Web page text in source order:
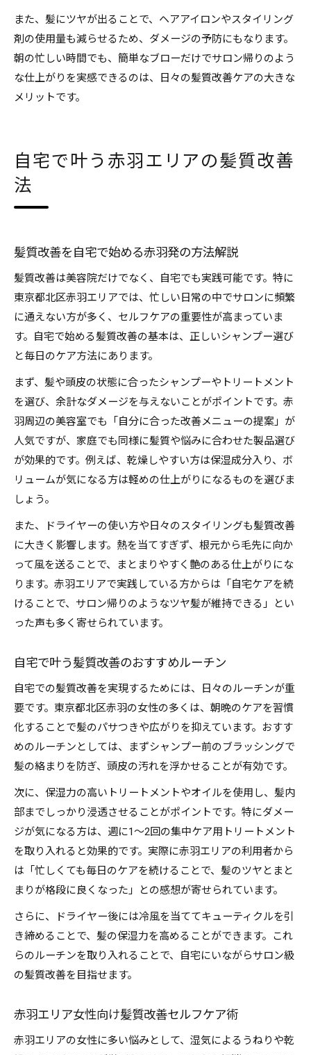
また、髪にツヤが出ることで、ヘアアイロンやスタイリング
剤の使用量も減らせるため、ダメージの予防にもなります。
朝の忙しい時間でも、簡単なブローだけでサロン帰りのよう
な仕上がりを実感できるのは、日々の髪質改善ケアの大きな
メリットです。
自宅で叶う赤羽エリアの髪質改善
法
髪質改善を自宅で始める赤羽発の方法解説
髪質改善は美容院だけでなく、自宅でも実践可能です。特に
東京都北区赤羽エリアでは、忙しい日常の中でサロンに頻繁
に通えない方が多く、セルフケアの重要性が高まっていま
す。自宅で始める髪質改善の基本は、正しいシャンプー選び
と毎日のケア方法にあります。
まず、髪や頭皮の状態に合ったシャンプーやトリートメント
を選び、余計なダメージを与えないことがポイントです。赤
羽周辺の美容室でも「自分に合った改善メニューの提案」が
人気ですが、家庭でも同様に髪質や悩みに合わせた製品選び
が効果的です。例えば、乾燥しやすい方は保湿成分入り、ボ
リュームが気になる方は軽めの仕上がりになるものを選びま
しょう。
また、ドライヤーの使い方や日々のスタイリングも髪質改善
に大きく影響します。熱を当てすぎず、根元から毛先に向か
って風を送ることで、まとまりやすく艶のある仕上がりにな
ります。赤羽エリアで実践している方からは「自宅ケアを続
けることで、サロン帰りのようなツヤ髪が維持できる」とい
った声も多く寄せられています。
自宅で叶う髪質改善のおすすめルーチン
自宅での髪質改善を実現するためには、日々のルーチンが重
要です。東京都北区赤羽の女性の多くは、朝晩のケアを習慣
化することで髪のパサつきや広がりを抑えています。おすす
めのルーチンとしては、まずシャンプー前のブラッシングで
髪の絡まりを防ぎ、頭皮の汚れを浮かせることが有効です。
次に、保湿力の高いトリートメントやオイルを使用し、髪内
部までしっかり浸透させることがポイントです。特にダメー
ジが気になる方は、週に1～2回の集中ケア用トリートメント
を取り入れると効果的です。実際に赤羽エリアの利用者から
は「忙しくても毎日のケアを続けることで、髪のツヤとまと
まりが格段に良くなった」との感想が寄せられています。
さらに、ドライヤー後には冷風を当ててキューティクルを引
き締めることで、髪の保湿力を高めることができます。これ
らのルーチンを取り入れることで、自宅にいながらサロン級
の髪質改善を目指せます。
赤羽エリア女性向け髪質改善セルフケア術
赤羽エリアの女性に多い悩みとして、湿気によるうねりや乾